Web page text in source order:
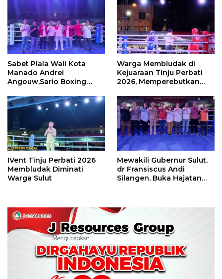
Sabet Piala Wali Kota
Manado Andrei
Angouw,Sario Boxing
Perbati 2026
Warga Membludak di
Kejuaraan Tinju Perbati
2026, Memperebutkan
IVent Tinju Perbati 2026
Membludak Diminati
Warga Sulut
Mewakili Gubernur Sulut,
dr Fransiscus Andi
Silangen, Buka Hajatan